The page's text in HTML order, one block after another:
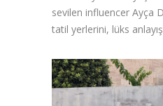
sevilen influencer Ayça
tatil yerlerini, lüks